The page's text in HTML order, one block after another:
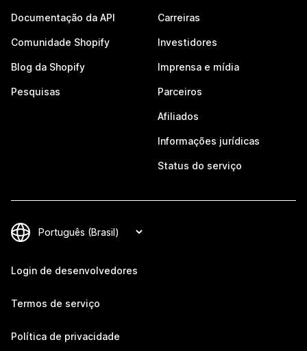
Documentação da API
Comunidade Shopify
Blog da Shopify
Pesquisas
Carreiras
Investidores
Imprensa e mídia
Parceiros
Afiliados
Informações jurídicas
Status do serviço
Login de desenvolvedores
Termos de serviço
Política de privacidade